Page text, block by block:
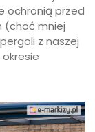
ochronią przed
(choć mniej
z naszej